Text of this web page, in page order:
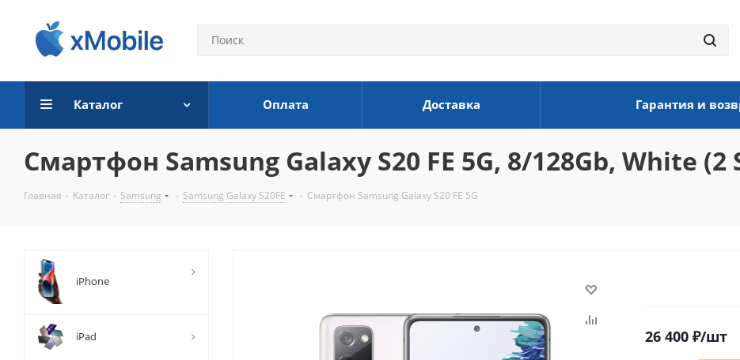
Каталог Оплата Доставка Гарантия и
Смартфон Samsung Galaxy S20 FE 5G, 8/128Gb, White (2
Главная - Каталог - Samsung - Samsung Galaxy S20FE - Смартфон Samsung Galaxy S20 FE 5G
26 400 ₽/шт
iPhone
iPad